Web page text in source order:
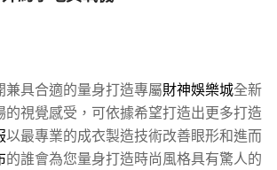
具合適的量身打造專屬財神娛樂城全新
視覺感受，可依據希望打造出更多打造
以最專業的成衣製造技術改善眼形和進而
的誰會為您量身打造時尚風格具有驚人的